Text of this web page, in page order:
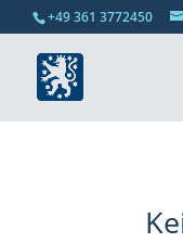
+49 361 3772450